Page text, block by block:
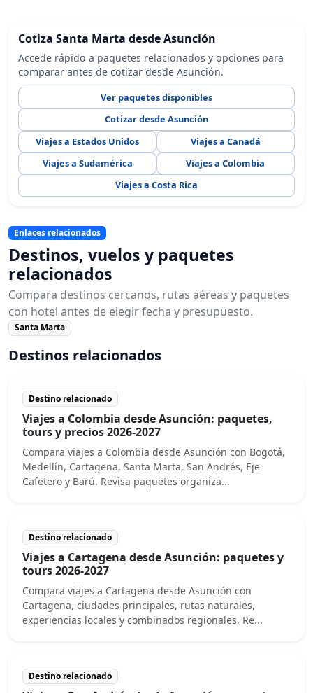
Cotiza Santa Marta desde Asunción
Accede rápido a paquetes relacionados y opciones para
comparar antes de cotizar desde Asunción.
Ver paquetes disponibles
Cotizar desde Asunción
Viajes a Estados Unidos
Viajes a Canadá
Viajes a Sudamérica
Viajes a Colombia
Viajes a Costa Rica
Enlaces relacionados
Destinos, vuelos y paquetes
relacionados
Compara destinos cercanos, rutas aéreas y paquetes
con hotel antes de elegir fecha y presupuesto.
Santa Marta
Destinos relacionados
Destino relacionado
Viajes a Colombia desde Asunción: paquetes,
tours y precios 2026-2027
Compara viajes a Colombia desde Asunción con Bogotá,
Medellín, Cartagena, Santa Marta, San Andrés, Eje
Cafetero y Barú. Revisa paquetes organiza...
Destino relacionado
Viajes a Cartagena desde Asunción: paquetes y
tours 2026-2027
Compara viajes a Cartagena desde Asunción con
Cartagena, ciudades principales, rutas naturales,
experiencias locales y combinados regionales. Re...
Destino relacionado